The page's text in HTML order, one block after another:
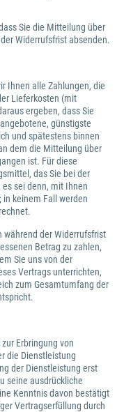
Sie die Mitteilung über
Widerrufsfrist absenden.
Ihnen alle Zahlungen, die
Lieferkosten (mit
ergeben, dass Sie
günstigste
und spätestens binnen
dem die Mitteilung über
ist. Für diese
das Sie bei der
sei denn, mit Ihnen
keinem Fall werden
während der Widerrufsfrist
Betrag zu zahlen,
Sie uns von der
Vertrags unterrichten,
zum Gesamtumfang der
Erbringung von
die Dienstleistung
der Dienstleistung erst
seine ausdrückliche
Kenntnis davon bestätigt
Vertragserfüllung durch